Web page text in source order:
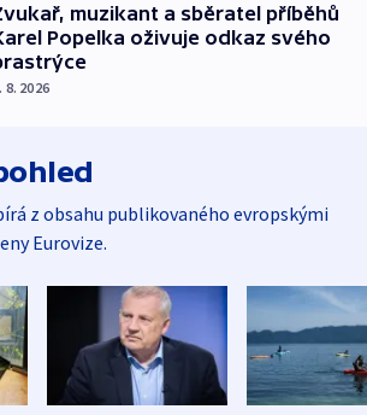
muzikant a sběratel příběhů
Popelka oživuje odkaz svého
8. 2026
z obsahu publikovaného evropskými
Eurovize.